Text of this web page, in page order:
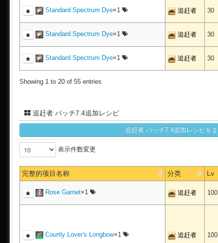
Standard Spectrum Dye×1 追赶者 30
Standard Spectrum Dye×1 追赶者 30
Standard Spectrum Dye×1 追赶者 30
Showing 1 to 20 of 55 entries
追赶者 パッチ7.4追加レシピ
表示件数変更
完整的项目名称 分类 Lv
Rose Garnet×1 追赶者
Courtly Lover's Longbow×1 追赶者